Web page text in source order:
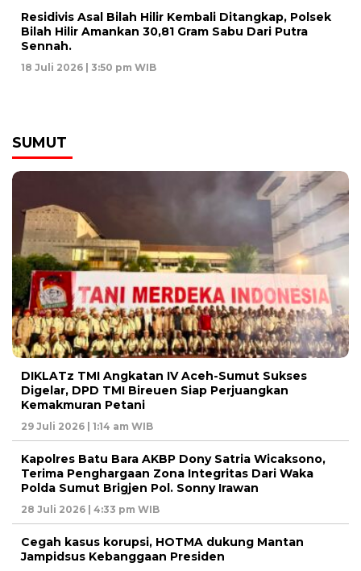
Residivis Asal Bilah Hilir Kembali Ditangkap, Polsek
Bilah Hilir Amankan 30,81 Gram Sabu Dari Putra
Sennah.
18 Juli 2026 | 3:50 pm WIB
SUMUT
DIKLATz TMI Angkatan IV Aceh-Sumut Sukses
Digelar, DPD TMI Bireuen Siap Perjuangkan
Kemakmuran Petani
29 Juli 2026 | 1:14 am WIB
Kapolres Batu Bara AKBP Dony Satria Wicaksono,
Terima Penghargaan Zona Integritas Dari Waka
Polda Sumut Brigjen Pol. Sonny Irawan
28 Juli 2026 | 4:33 pm WIB
Cegah kasus korupsi, HOTMA dukung Mantan
Jampidsus Kebanggaan Presiden